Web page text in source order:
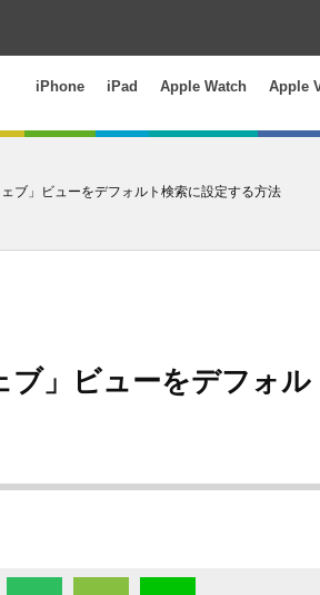
iPhone iPad Apple Watch Apple
ブ」ビューをデフォルト検索に設定する方法
」ビューをデフォル